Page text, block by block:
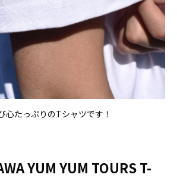
心たっぷりのTシャツです！
YUM YUM TOURS T-